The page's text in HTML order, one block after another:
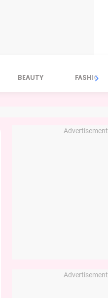
BEAUTY FASHION
Advertisement
Advertisement